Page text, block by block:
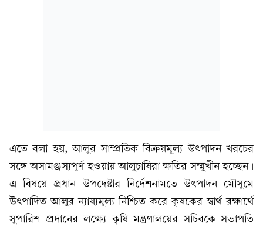
এতে বলা হয়, আলুর সাম্প্রতিক বিক্রয়মূল্য উৎপাদন খরচের
সঙ্গে অসামঞ্জস্যপূর্ণ হওয়ায় আলুচাষিরা ক্ষতির সম্মুখীন হচ্ছেন।
এ বিষয়ে প্রধান উপদেষ্টার নির্দেশনামতে উৎপাদন মৌসুমে
উৎপাদিত আলুর ন্যায্যমূল্য নিশ্চিত করে কৃষকের স্বার্থ রক্ষার্থে
সুপারিশ প্রদানের লক্ষ্যে কৃষি মন্ত্রণালয়ের সচিবকে সভাপতি